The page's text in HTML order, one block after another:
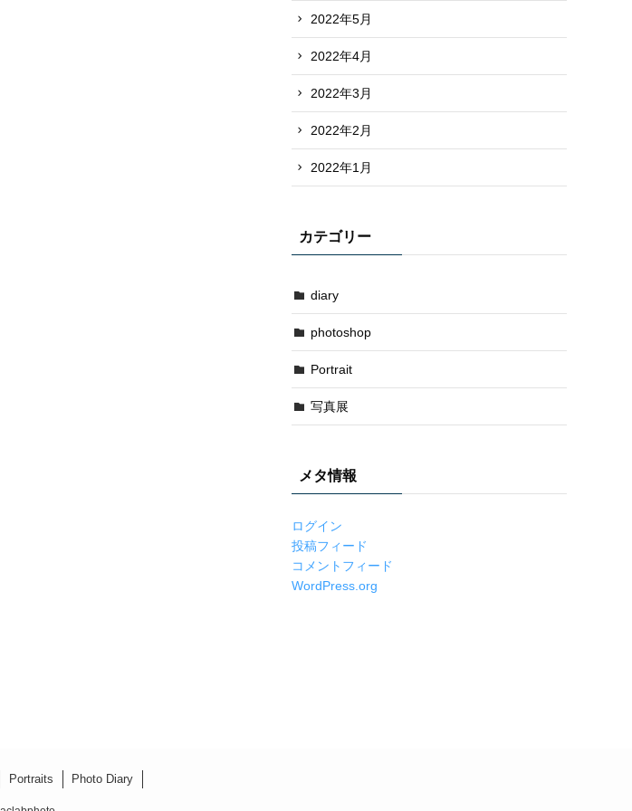
2022年5月
2022年4月
2022年3月
2022年2月
2022年1月
カテゴリー
diary
photoshop
Portrait
写真展
メタ情報
ログイン
投稿フィード
コメントフィード
WordPress.org
Portraits Photo Diary